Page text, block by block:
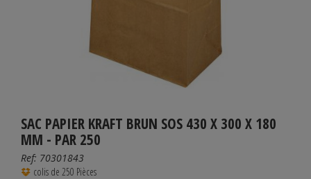
SAC PAPIER KRAFT BRUN SOS 430 X 300 X 180
MM - PAR 250
Ref: 70301843
colis de 250 Pièces